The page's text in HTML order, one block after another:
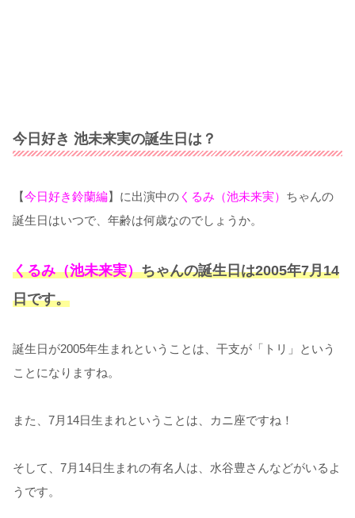
今日好き 池未来実の誕生日は？
【今日好き鈴蘭編】に出演中の くるみ（池未来実） ちゃんの
誕生日はいつで、年齢は何歳なのでしょうか。
くるみ（池未来実）ちゃんの誕生日は2005年7月14
日です。
誕生日が2005年生まれということは、干支が「トリ」という
ことになりますね。
また、7月14日生まれということは、カニ座ですね！
そして、7月14日生まれの有名人は、水谷豊さんなどがいるよ
うです。